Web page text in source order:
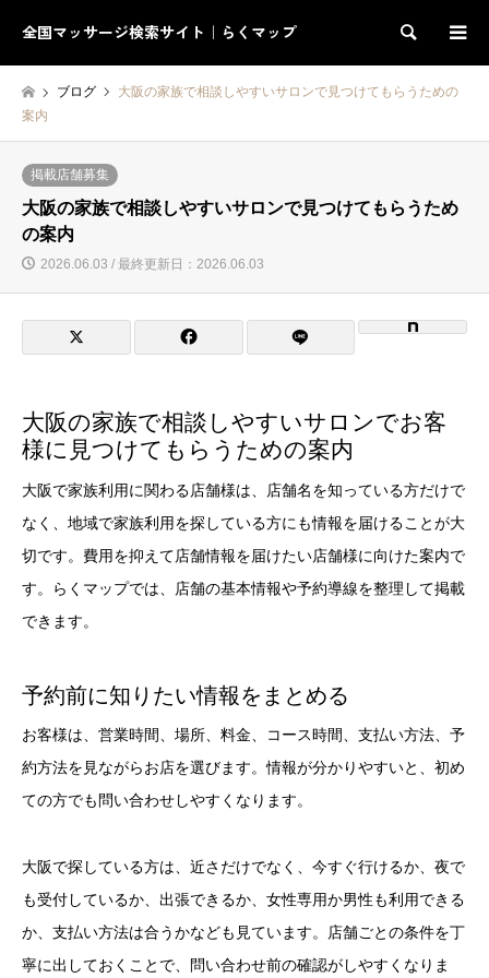
全国マッサージ検索サイト｜らくマップ 検索
ブログ
大阪の家族で相談しやすいサロンで見つけてもらうための
案内
掲載店舗募集
大阪の家族で相談しやすいサロンで見つけてもらうため
の案内
2026.06.03 / 最終更新日：2026.06.03
大阪の家族で相談しやすいサロンでお客
様に見つけてもらうための案内
大阪で家族利用に関わる店舗様は、店舗名を知っている方だけで
なく、地域で家族利用を探している方にも情報を届けることが大
切です。費用を抑えて店舗情報を届けたい店舗様に向けた案内で
す。らくマップでは、店舗の基本情報や予約導線を整理して掲載
できます。
予約前に知りたい情報をまとめる
お客様は、営業時間、場所、料金、コース時間、支払い方法、予
約方法を見ながらお店を選びます。情報が分かりやすいと、初め
ての方でも問い合わせしやすくなります。
大阪で探している方は、近さだけでなく、今すぐ行けるか、夜で
も受付しているか、出張できるか、女性専用か男性も利用できる
か、支払い方法は合うかなども見ています。店舗ごとの条件を丁
寧に出しておくことで、問い合わせ前の確認がしやすくなりま